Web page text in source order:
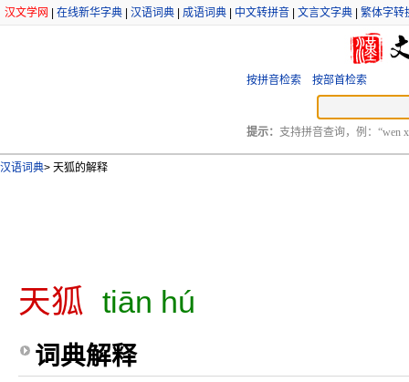
汉文学网 在线新华字典 汉语词典 成语词典 中文转拼音 文言文字典 繁体字转
按拼音检索 按部首检索
提示： 支持拼音查询，例：“wen
汉语词典> 天狐的解释
天狐 tiān hú
词典解释